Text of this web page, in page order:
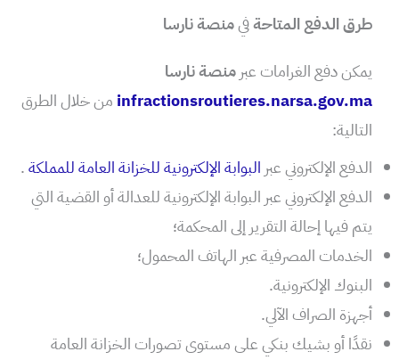
طرق الدفع المتاحةفيمنصة نارسا
يمكن دفع الغرامات عبر منصة نارسا
infractionsroutieres.narsa.gov.ma من خلال الطرق
التالية:
الدفع الإلكتروني عبر البوابة الإلكترونية للخزانة العامة للمملكة.
الدفع الإلكتروني عبر البوابة الإلكترونية للعدالة أو القضية التي
يتم فيها إحالة التقرير إلى المحكمة؛
الخدمات المصرفية عبر الهاتف المحمول؛
البنوك الإلكترونية.
أجهزة الصراف الآلي.
نقدًا أو بشيك بنكي على مستوى تصورات الخزانة العامة